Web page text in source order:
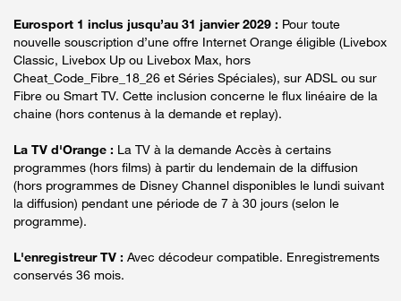
Eurosport 1 inclus jusqu’au 31 janvier 2029 : Pour toute
nouvelle souscription d’une offre Internet Orange éligible (Livebox
Classic, Livebox Up ou Livebox Max, hors
Cheat_Code_Fibre_18_26 et Séries Spéciales), sur ADSL ou sur
Fibre ou Smart TV. Cette inclusion concerne le flux linéaire de la
chaine (hors contenus à la demande et replay).
La TV d'Orange : La TV à la demande Accès à certains
programmes (hors films) à partir du lendemain de la diffusion
(hors programmes de Disney Channel disponibles le lundi suivant
la diffusion) pendant une période de 7 à 30 jours (selon le
programme).
L'enregistreur TV : Avec décodeur compatible. Enregistrements
conservés 36 mois.